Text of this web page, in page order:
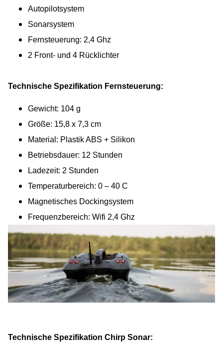
Autopilotsystem
Sonarsystem
Fernsteuerung: 2,4 Ghz
2 Front- und 4 Rücklichter
Technische Spezifikation Fernsteuerung:
Gewicht: 104 g
Größe: 15,8 x 7,3 cm
Material: Plastik ABS + Silikon
Betriebsdauer: 12 Stunden
Ladezeit: 2 Stunden
Temperaturbereich: 0 – 40 C
Magnetisches Dockingsystem
Frequenzbereich: Wifi 2,4 Ghz
Technische Spezifikation Chirp Sonar: